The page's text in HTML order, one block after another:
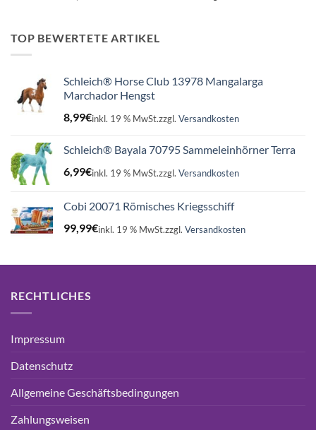
Preis
16,99€15,75€.
TOP BEWERTETE ARTIKEL
Schleich® Horse Club 13978 Mangalarga
Marchador Hengst
8,99€inkl. 19 % MwSt.zzgl. Versandkosten
Schleich® Bayala 70795 Sammeleinhörner Terra
6,99€inkl. 19 % MwSt.zzgl. Versandkosten
Cobi 20071 Römisches Kriegsschiff
99,99€inkl. 19 % MwSt.zzgl. Versandkosten
RECHTLICHES
Impressum
Datenschutz
Allgemeine Geschäftsbedingungen
Zahlungsweisen